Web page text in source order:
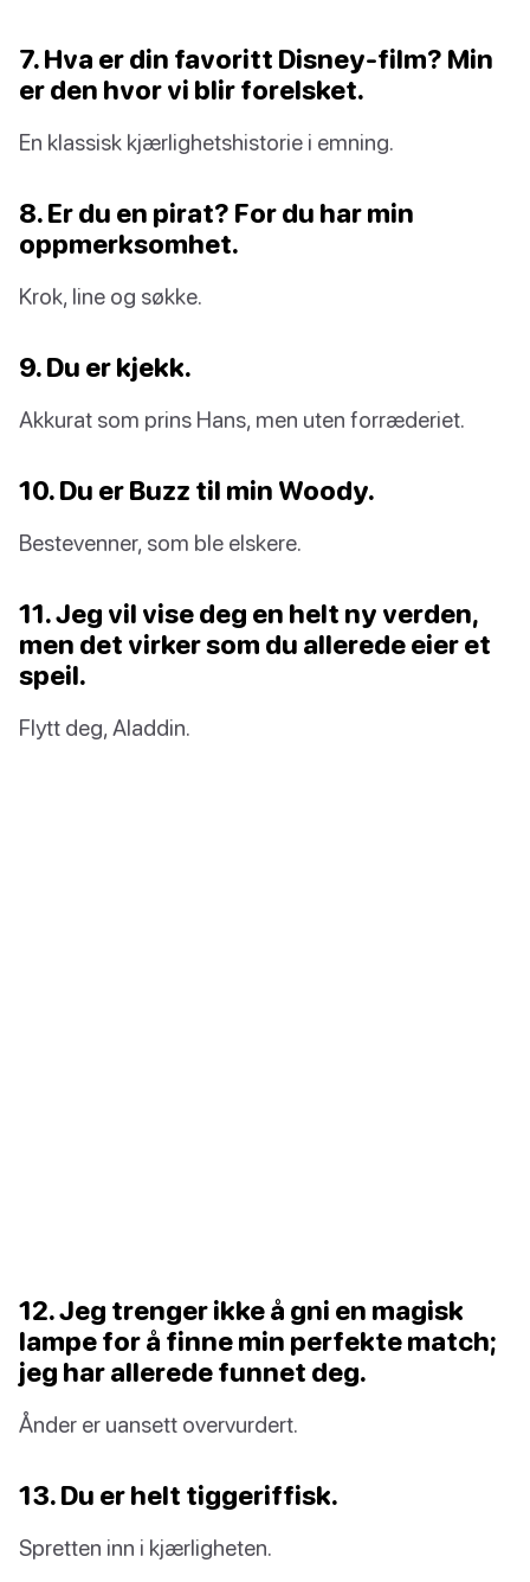
7. Hva er din favoritt Disney-film? Min
er den hvor vi blir forelsket.
En klassisk kjærlighetshistorie i emning.
8. Er du en pirat? For du har min
oppmerksomhet.
Krok, line og søkke.
9. Du er kjekk.
Akkurat som prins Hans, men uten forræderiet.
10. Du er Buzz til min Woody.
Bestevenner, som ble elskere.
11. Jeg vil vise deg en helt ny verden,
men det virker som du allerede eier et
speil.
Flytt deg, Aladdin.
12. Jeg trenger ikke å gni en magisk
lampe for å finne min perfekte match;
jeg har allerede funnet deg.
Ånder er uansett overvurdert.
13. Du er helt tiggeriffisk.
Spretten inn i kjærligheten.